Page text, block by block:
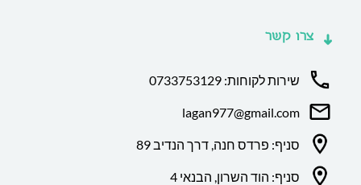
צרו קשר
שירות לקוחות: 0733753129
lagan977@gmail.com
סניף: פרדס חנה, דרך הנדיב 89
סניף: הוד השרון, הבנאי 4